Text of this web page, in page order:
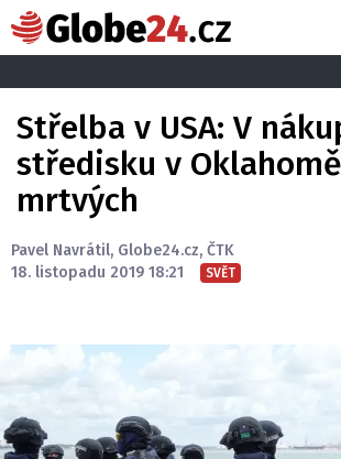
Střelba v USA: V
středisku v
mrtvých
Pavel Navrátil, Globe24.cz, ČTK
18. listopadu 2019 18:21
SVĚT